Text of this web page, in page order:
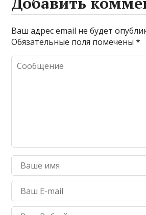
Ваш адрес email не будет
Обязательные поля помечены*